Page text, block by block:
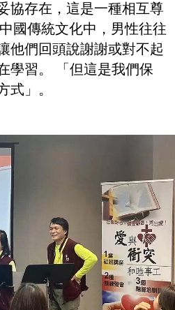
協存在，這是一種相互尊
國傳統文化中，男性往往
他們回頭說謝謝或對不起
學習。 「但這是我們保
式」。